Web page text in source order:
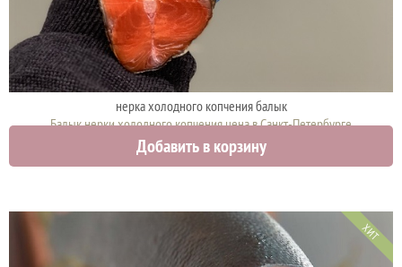
нерка холодного копчения балык
Балык нерки холодного копчения цена в Санкт-Петербурге
2150 руб.
Добавить в корзину
ХИТ